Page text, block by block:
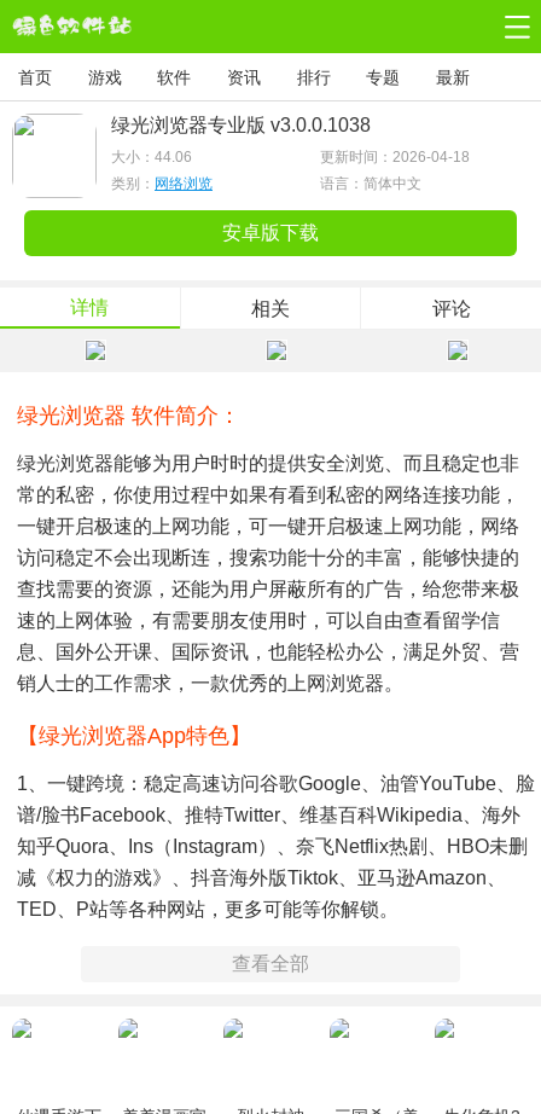
首页 游戏 软件 资讯 排行 专题 最新
绿光浏览器专业版 v3.0.0.1038
大小： 44.06
更新时间：2026-04-18
类别： 网络浏览 语言：简体中文
安卓版下载
详情 相关 评论
绿光浏览器 软件简介：
绿光浏览器能够为用户时时的提供安全浏览、而且稳定也非
常的私密，你使用过程中如果有看到私密的网络连接功能，
一键开启极速的上网功能，可一键开启极速上网功能，网络
访问稳定不会出现断连，搜索功能十分的丰富，能够快捷的
查找需要的资源，还能为用户屏蔽所有的广告，给您带来极
速的上网体验，有需要朋友使用时，可以自由查看留学信
息、国外公开课、国际资讯，也能轻松办公，满足外贸、营
销人士的工作需求，一款优秀的上网浏览器。
【绿光浏览器app特色】
1、一键跨境：稳定高速访问谷歌Google、油管YouTube、脸
谱/脸书Facebook、推特Twitter、维基百科Wikipedia、海外
知乎Quora、ins（instagram）、奈飞Netflix热剧、HBO未删
减《权力的游戏》、抖音海外版tiktok、亚马逊Amazon、
TED、P站等各种网站，更多可能等你解锁。
2、稳定高速：多个境内外节点，智能选择最优链路，看高清
3、特别优惠：注册即享免费高速会员体验，签到更可续领免
4、安全私密：采用全新Chromium73内核和双重加密技术，
查看全部